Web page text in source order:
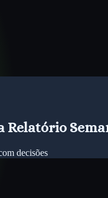
Relatório
decisões